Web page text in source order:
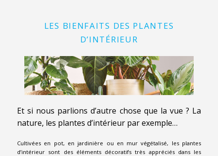
LES BIENFAITS DES PLANTES
D’INTÉRIEUR
Et si nous parlions d’autre chose que la vue ? La
nature, les plantes d’intérieur par exemple…
Cultivées en pot, en jardinière ou en mur végétalisé, les plantes
d’intérieur sont des éléments décoratifs très appréciés dans les